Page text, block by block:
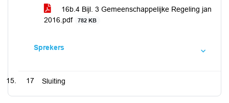
16b.4 Bijl. 3 Gemeenschappelijke Regeling jan
2016.pdf
782 KB
Sprekers
17 Sluiting